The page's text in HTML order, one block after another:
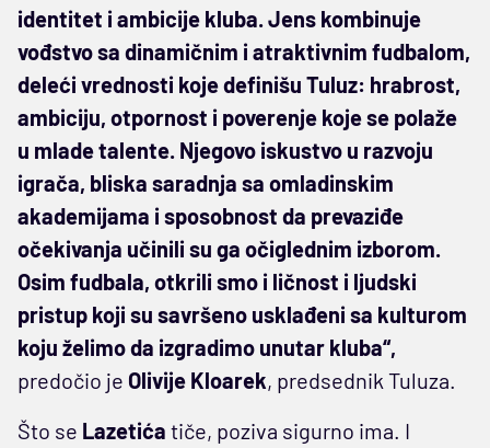
identitet i ambicije kluba. Jens kombinuje
vođstvo sa dinamičnim i atraktivnim fudbalom,
deleći vrednosti koje definišu Tuluz: hrabrost,
ambiciju, otpornost i poverenje koje se polaže
u mlade talente. Njegovo iskustvo u razvoju
igrača, bliska saradnja sa omladinskim
akademijama i sposobnost da prevaziđe
očekivanja učinili su ga očiglednim izborom.
Osim fudbala, otkrili smo i ličnost i ljudski
pristup koji su savršeno usklađeni sa kulturom
koju želimo da izgradimo unutar kluba“,
predočio je Olivije Kloarek, predsednik Tuluza.
Što se Lazetića tiče, poziva sigurno ima. I